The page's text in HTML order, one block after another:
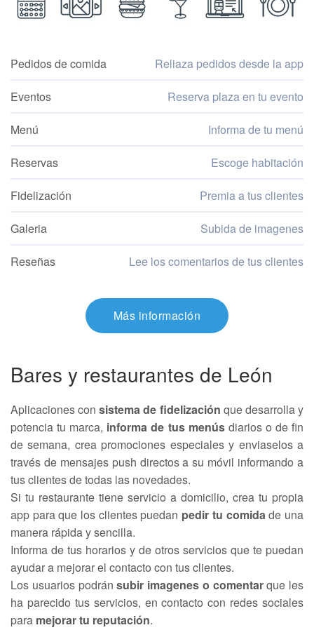
Pedidos de comida Reliaza pedidos desde la app
Eventos Reserva plaza en tu evento
Menú Informa de tu menú
Reservas Escoge habitación
Fidelización Premia a tus clientes
Galeria Subida de imagenes
Reseñas Lee los comentarios de tus clientes
Más información
Bares y restaurantes de León
Aplicaciones con sistema de fidelización que desarrolla y
potencia tu marca, informa de tus menúsdiarios o de fin
de semana, crea promociones especiales y enviaselos a
través de mensajes push directos a su móvil informando a
tus clientes de todas las novedades.
Si tu restaurante tiene servicio a domicilio, crea tu propia
app para que los clientes puedan pedir tu comidade una
manera rápida y sencilla.
Informa de tus horarios y de otros servicios que te puedan
ayudar a mejorar el contacto con tus clientes.
Los usuarios podránsubir imagenes o comentarque les
ha parecido tus servicios, en contacto con redes sociales
para mejorar tu reputación.